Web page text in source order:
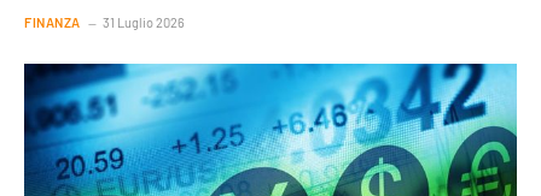
FINANZA 31 Luglio 2026